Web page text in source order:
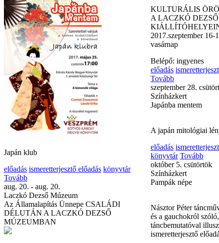
Japán klub
előadás ismeretterjesztő előadás könyvtár
Tovább
aug. 20. - aug. 20.
Laczkó Dezső Múzeum
Az Államalapítás Ünnepe CSALÁDI
DÉLUTÁN A LACZKÓ DEZSŐ
MÚZEUMBAN
szeptember 16.
Laczkó Dezső
150 ÉVES A
dokumentumok a
Múzeum
KULTURÁLIS
A LACZKÓ
2017.szeptember 16-
vasárnap
előadás
szeptember 28.
Színházkert
Japánba mentem
előadás
könyvtár Tovább
október 5. csütörtök
Színházkert